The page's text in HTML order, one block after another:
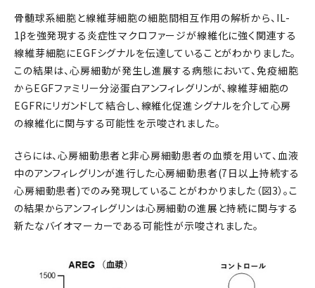
骨髄球系細胞と線維芽細胞の細胞間相互作用の解析から、IL-
1βを強発現する炎症性マクロファージが線維化に強く関連する
線維芽細胞にEGFシグナルを伝達していることがわかりました。
この結果は、心房細動が発生し進展する病態において、免疫細胞
からEGFファミリー分泌蛋白アンフィレグリンが、線維芽細胞の
EGFRにリガンドして結合し、線維化促進シグナルを介して心房
の線維化に関与する可能性を示唆されました。
さらには、心房細動患者と非心房細動患者の血漿を用いて、血液
中のアンフィレグリンが進行した心房細動患者(7日以上持続する
心房細動患者)でのみ発現していることがわかりました（図3）。こ
の結果からアンフィレグリンは心房細動の進展と持続に関与する
新たなバイオマーカーである可能性が示唆されました。